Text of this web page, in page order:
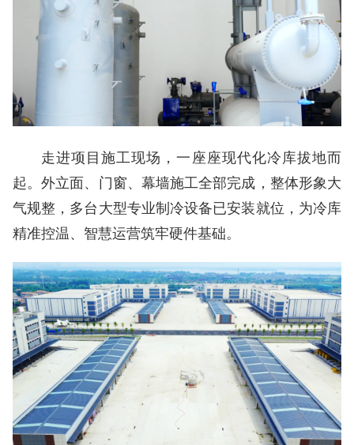
走进项目施工现场，一座座现代化冷库拔地而
起。外立面、门窗、幕墙施工全部完成，整体形象大
气规整，多台大型专业制冷设备已安装就位，为冷库
精准控温、智慧运营筑牢硬件基础。